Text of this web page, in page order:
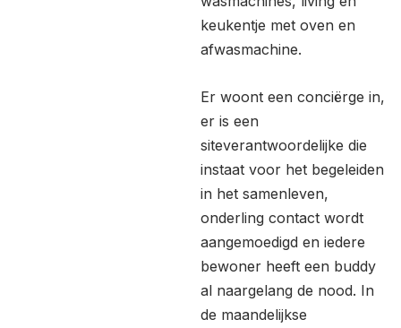
keukentje met oven en
afwasmachine.
Er woont een conciërge in,
er is een
siteverantwoordelijke die
instaat voor het begeleiden
in het samenleven,
onderling contact wordt
aangemoedigd en iedere
bewoner heeft een buddy
al naargelang de nood. In
de maandelijkse